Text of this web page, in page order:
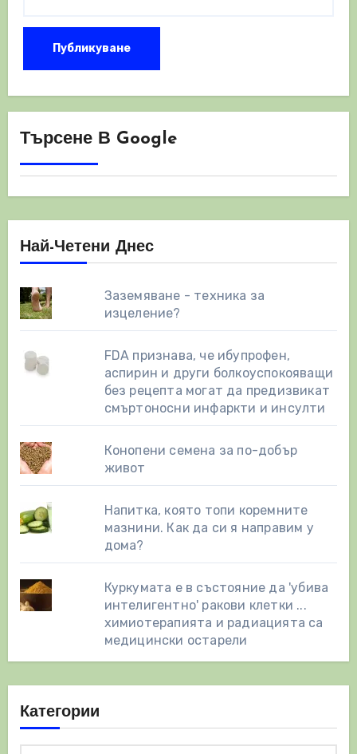
Търсене В Google
Най-Четени Днес
Заземяване - техника за
изцеление?
FDA признава, че ибупрофен,
аспирин и други болкоуспокояващи
без рецепта могат да предизвикат
смъртоносни инфаркти и инсулти
Конопени семена за по-добър
живот
Напитка, която топи коремните
мазнини. Как да си я направим у
дома?
Куркумата е в състояние да 'убива
интелигентно' ракови клетки ...
химиотерапията и радиацията са
медицински остарели
Категории